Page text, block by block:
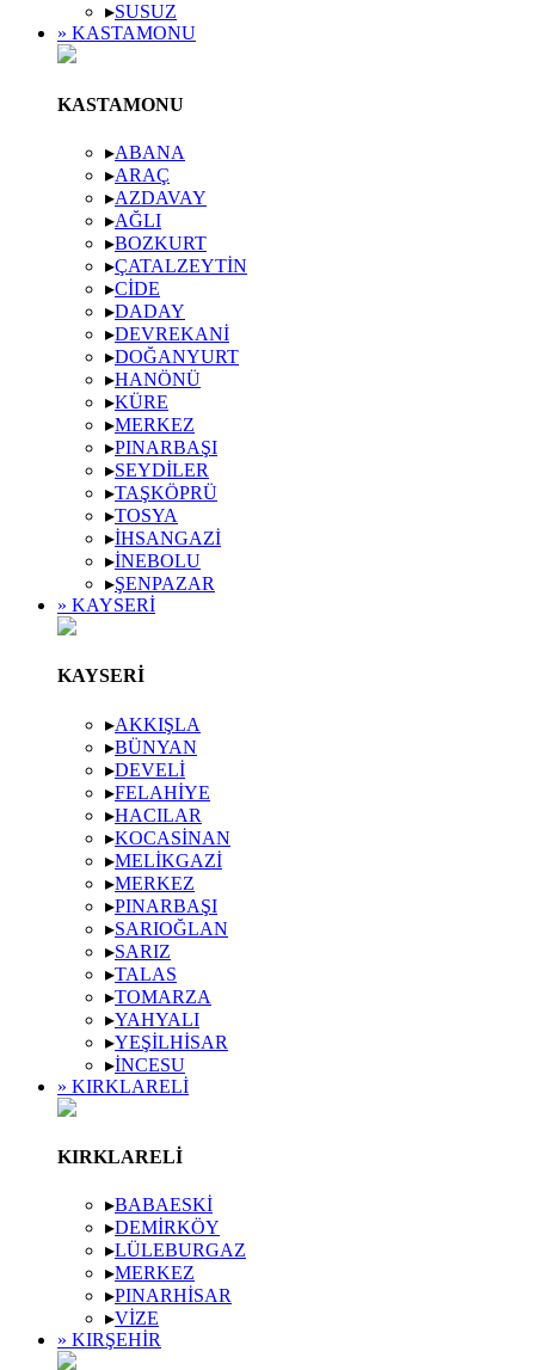
▸SUSUZ
» KASTAMONU
KASTAMONU
▸ABANA
▸ARAÇ
▸AZDAVAY
▸AĞLI
▸BOZKURT
▸ÇATALZEYTIN
▸CIDE
▸DADAY
▸DEVREKANI
▸DOĞANYURT
▸HANÖNÜ
▸KÜRE
▸MERKEZ
▸PINARBAŞI
▸SEYDILER
▸TAŞKÖPRÜ
▸TOSYA
▸İHSANGAZI
▸İNEBOLU
▸ŞENPAZAR
» KAYSERI
KAYSERI
▸AKKIŞLA
▸BÜNYAN
▸DEVELI
▸FELAHIYE
▸HACILAR
▸KOCASINAN
▸MELIKGAZI
▸MERKEZ
▸PINARBAŞI
▸SARIOĞLAN
▸SARIZ
▸TALAS
▸TOMARZA
▸YAHYALI
▸YEŞILHISAR
▸İNCESU
» KIRKLARELI
KIRKLARELI
▸BABAESKI
▸DEMIRKÖY
▸LÜLEBURGAZ
▸MERKEZ
▸PINARHISAR
▸VIZE
» KIRŞEHIR